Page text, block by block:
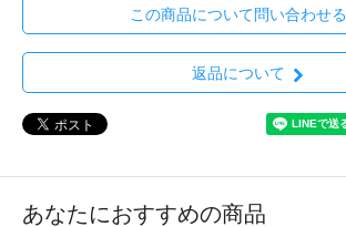
この商品について問い合わせる
返品について
あなたにおすすめの商品